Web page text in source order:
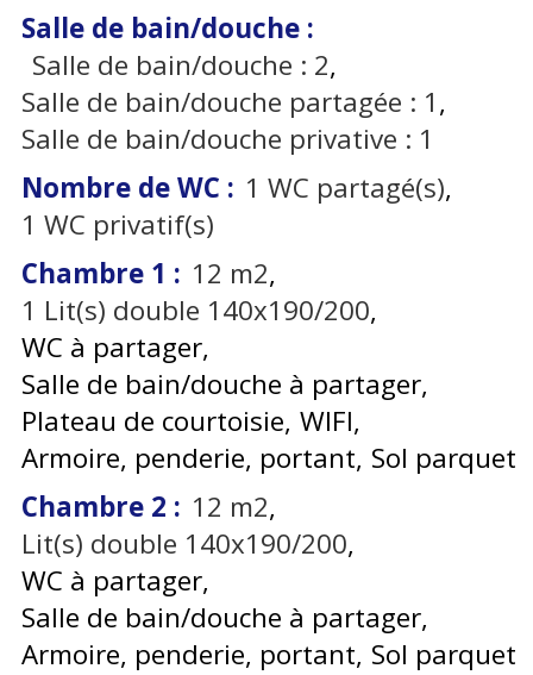
Salle de bain/douche :
Salle de bain/douche : 2
Salle de bain/douche partagée : 1
Salle de bain/douche privative : 1
Nombre de WC : 1 WC partagé(s)
1 WC privatif(s)
Chambre 1 : 12 m2
1 Lit(s) double 140x190/200
WC à partager
Salle de bain/douche à partager
Plateau de courtoisie WIFI
Armoire, penderie, portant Sol parquet
Chambre 2 : 12 m2
Lit(s) double 140x190/200
WC à partager
Salle de bain/douche à partager
Armoire, penderie, portant Sol parquet